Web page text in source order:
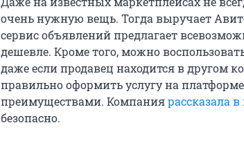
очень нужную вещь. Тогда выручает
сервис объявлений предлагает
дешевле. Кроме того, можно
даже если продавец находится в другом
правильно оформить услугу на
преимуществами. Компаниярассказала
безопасно.